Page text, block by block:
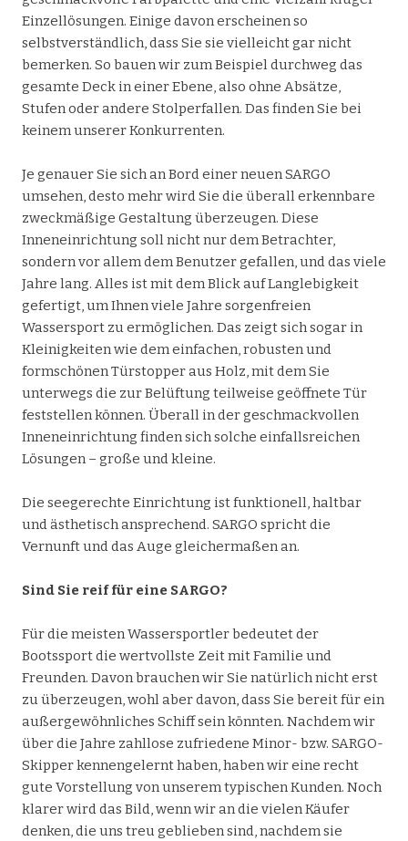
Einzellösungen. Einige davon erscheinen so
selbstverständlich, dass Sie sie vielleicht gar nicht
bemerken. So bauen wir zum Beispiel durchweg das
gesamte Deck in einer Ebene, also ohne Absätze,
Stufen oder andere Stolperfallen. Das finden Sie bei
keinem unserer Konkurrenten.
Je genauer Sie sich an Bord einer neuen SARGO
umsehen, desto mehr wird Sie die überall erkennbare
zweckmäßige Gestaltung überzeugen. Diese
Inneneinrichtung soll nicht nur dem Betrachter,
sondern vor allem dem Benutzer gefallen, und das viele
Jahre lang. Alles ist mit dem Blick auf Langlebigkeit
gefertigt, um Ihnen viele Jahre sorgenfreien
Wassersport zu ermöglichen. Das zeigt sich sogar in
Kleinigkeiten wie dem einfachen, robusten und
formschönen Türstopper aus Holz, mit dem Sie
unterwegs die zur Belüftung teilweise geöffnete Tür
feststellen können. Überall in der geschmackvollen
Inneneinrichtung finden sich solche einfallsreichen
Lösungen – große und kleine.
Die seegerechte Einrichtung ist funktionell, haltbar
und ästhetisch ansprechend. SARGO spricht die
Vernunft und das Auge gleichermaßen an.
Sind Sie reif für eine SARGO?
Für die meisten Wassersportler bedeutet der
Bootssport die wertvollste Zeit mit Familie und
Freunden. Davon brauchen wir Sie natürlich nicht erst
zu überzeugen, wohl aber davon, dass Sie bereit für ein
außergewöhnliches Schiff sein könnten. Nachdem wir
über die Jahre zahllose zufriedene Minor- bzw. SARGO-
Skipper kennengelernt haben, haben wir eine recht
gute Vorstellung von unserem typischen Kunden. Noch
klarer wird das Bild, wenn wir an die vielen Käufer
denken, die uns treu geblieben sind, nachdem sie